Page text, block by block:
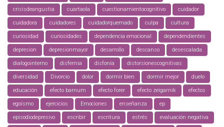
crisisdeangustia cuartaola cuestionamientocognitivo cuidador
cuidadora cuidadores cuidadorquemado culpa cultura
curiosidad curiosidades dependencia emocional dependendientes
depresion depresionmayor desarrollo descanso desescalada
dialogointerno disfemia disfonía distorsionescognitivas
diversidad Divorcio dolor dormir bien dormir mejor duelo
educación efecto barnum efecto forer efecto zeigarnik efectos
egoísmo ejercicios Emociones enseñanza ep
episodiodepresivo escribir escritura estrés evaluación negativa